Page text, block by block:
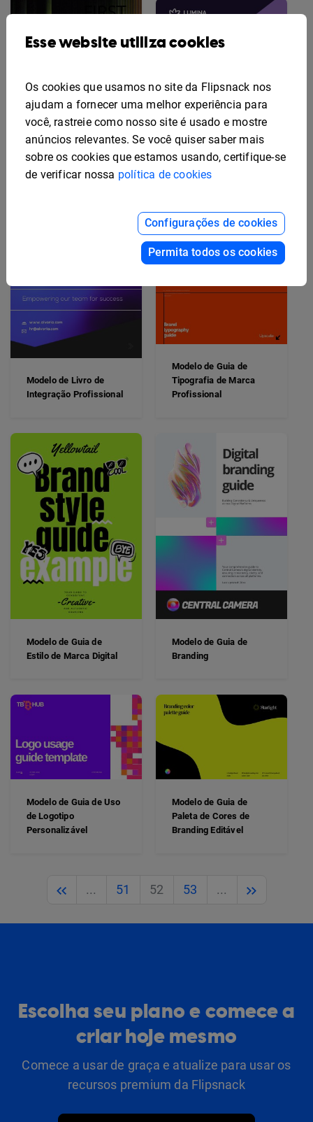
Modelo de Guia de
Boas-Vindas de Marca
Criativo
Boas-Vindas Editável
Modelo de Livro de
Integração Profissional
Modelo de Guia de
Tipografia de Marca
Profissional
Modelo de Guia de
Estilo de Marca Digital
Modelo de Guia de
Branding
Modelo de Guia de Uso
de Logotipo
Personalizável
Modelo de Guia de
Paleta de Cores de
Branding Editável
Previous
... 51 52 53 ... Next
Escolha seu plano e comece a
criar hoje mesmo
Comece a usar de graça e atualize para usar os
recursos premium da Flipsnack
Esse website utiliza cookies
Os cookies que usamos no site da Flipsnack nos
ajudam a fornecer uma melhor experiência para
você, rastreie como nosso site é usado e mostre
anúncios relevantes. Se você quiser saber mais
sobre os cookies que estamos usando, certifique-se
de verificar nossa política de cookies
Configurações de cookies
Permita todos os cookies